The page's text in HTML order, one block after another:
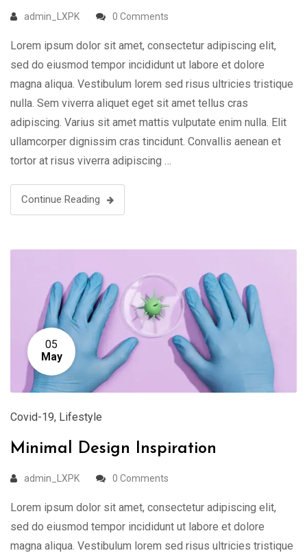
admin_LXPK 0 Comments
Lorem ipsum dolor sit amet, consectetur adipiscing elit,
sed do eiusmod tempor incididunt ut labore et dolore
magna aliqua. Vestibulum lorem sed risus ultricies tristique
nulla. Sem viverra aliquet eget sit amet tellus cras
adipiscing. Varius sit amet mattis vulputate enim nulla. Elit
ullamcorper dignissim cras tincidunt. Convallis aenean et
tortor at risus viverra adipiscing …
Continue Reading
05
May
Covid-19, Lifestyle
Minimal Design Inspiration
admin_LXPK 0 Comments
Lorem ipsum dolor sit amet, consectetur adipiscing elit,
sed do eiusmod tempor incididunt ut labore et dolore
magna aliqua. Vestibulum lorem sed risus ultricies tristique